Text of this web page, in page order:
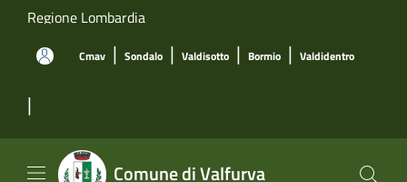
Salta al contenuto principale
Regione Lombardia
Cmav | Sondalo | Valdisotto | Bormio | Valdidentro
|
Comune di Valfurva